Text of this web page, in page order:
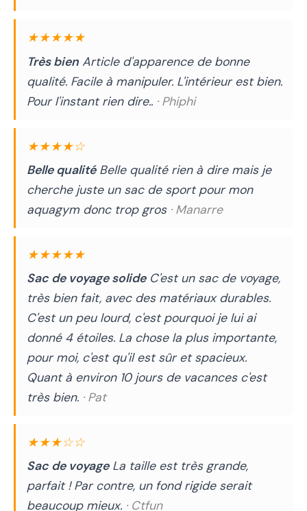
★★★★★
Très bien Article d'apparence de bonne
qualité. Facile à manipuler. L'intérieur est bien.
Pour l'instant rien dire.. · Phiphi
★★★★☆
Belle qualitéBelle qualité rien à dire mais je
cherche juste un sac de sport pour mon
aquagym donc trop gros · Manarre
★★★★★
Sac de voyage solideC'est un sac de voyage,
très bien fait, avec des matériaux durables.
C'est un peu lourd, c'est pourquoi je lui ai
donné 4 étoiles. La chose la plus importante,
pour moi, c'est qu'il est sûr et spacieux.
Quant à environ 10 jours de vacances c'est
très bien. · Pat
★★★☆☆
Sac de voyageLa taille est très grande,
parfait ! Par contre, un fond rigide serait
beaucoup mieux. · Ctfun